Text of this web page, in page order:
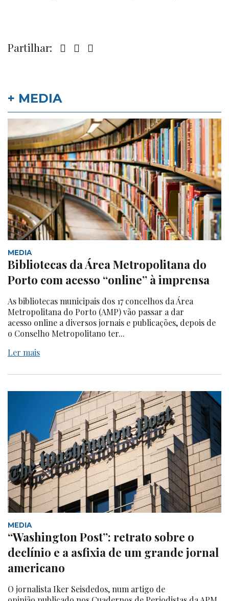
Partilhar:
+ MEDIA
MEDIA
Bibliotecas da Área Metropolitana do
Porto com acesso “online” à imprensa
As bibliotecas municipais dos 17 concelhos da Área
Metropolitana do Porto (AMP) vão passar a dar
acesso online a diversos jornais e publicações, depois de
o Conselho Metropolitano ter...
Ler mais
MEDIA
“Washington Post”: retrato sobre o
declínio e a asfixia de um grande jornal
americano
O jornalista Iker Seisdedos, num artigo de